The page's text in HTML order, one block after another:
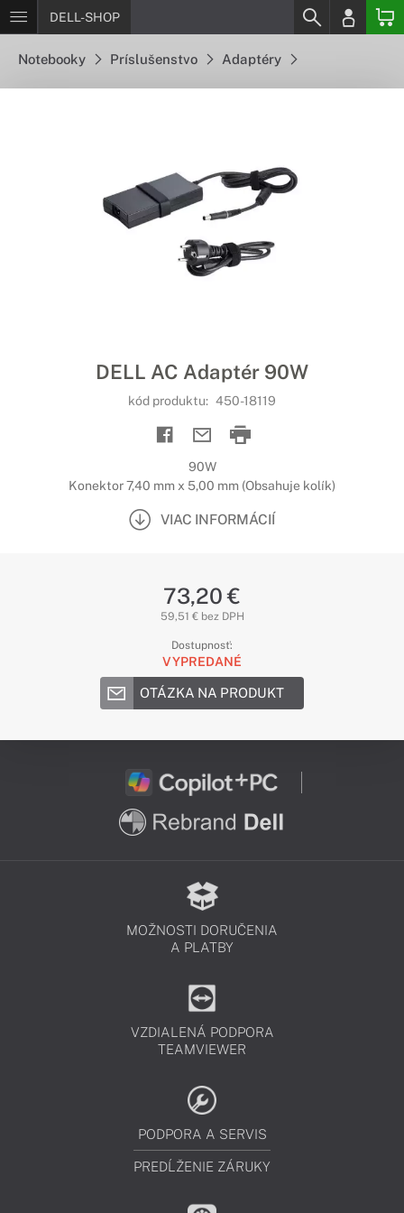
DELL-SHOP
Notebooky Príslušenstvo Adaptéry
DELL AC Adaptér 90W
kód produktu: 450-18119
90W
Konektor 7,40 mm x 5,00 mm (Obsahuje kolík)
VIAC INFORMÁCIÍ
73,20 €
59,51 € bez DPH
Dostupnosť:
VYPREDANÉ
OTÁZKA NA PRODUKT
MOŽNOSTI DORUČENIA
A PLATBY
VZDIALENÁ PODPORA
TEAMVIEWER
PODPORA A SERVIS
PREDĹŽENIE ZÁRUKY